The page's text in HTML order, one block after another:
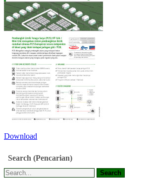
Download
Search (Pencarian)